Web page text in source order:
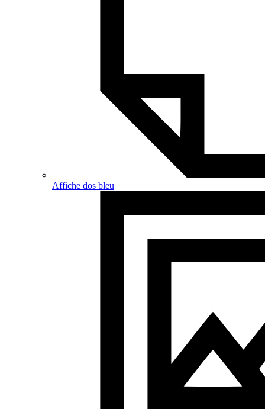
Affiche dos bleu